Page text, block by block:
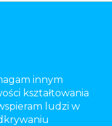
innym
kształtowania
ludzi w